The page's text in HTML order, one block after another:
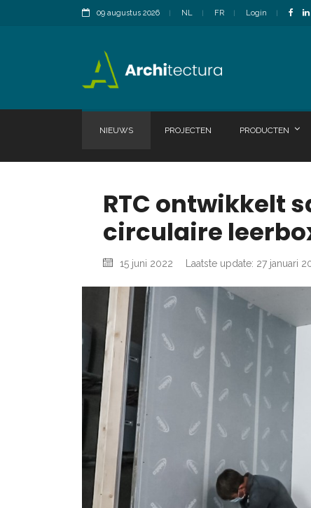
09 augustus 2026 NL FR Login
NIEUWS PROJECTEN PRODUCTEN
RTC ontwikkelt
circulaire
15 juni 2022 Laatste update: 27 januari